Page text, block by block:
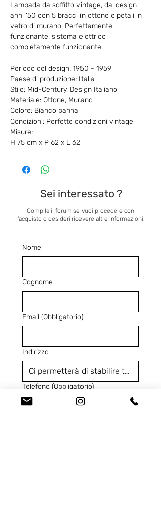
Lampada da soffitto vintage, dal design
anni ‘50 con 5 bracci in ottone e petali in
vetro di murano. Perfettamente
funzionante, sistema elettrico
completamente funzionante.
Periodo del design: 1950 - 1959
Paese di produzione: Italia
Stile: Mid-Century, Design Italiano
Materiale: Ottone, Murano
Colore: Bianco panna
Condizioni: Perfette condizioni vintage
Misure:
H 75 cm x P 62 x L 62
Sei interessato ?
Compila il forum se vuoi procedere con
l'acquisto o desideri ricevere altre informazioni.
Nome
Cognome
Email (Obbligatorio)
Indirizzo
Telefono (Obbligatorio)